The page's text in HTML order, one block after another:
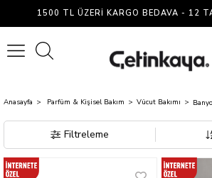
1500 TL ÜZERI KARGO BEDAVA - 12
Anasayfa Parfüm & Kişisel Bakım Vücut Bakımı
Filtreleme
Banyo